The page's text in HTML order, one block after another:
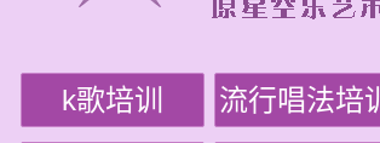
k歌培训 流行唱法培训